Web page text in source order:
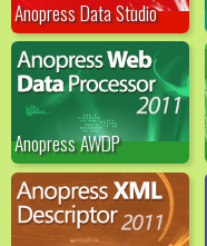
Anopress Data Studio
Anopress AWDP